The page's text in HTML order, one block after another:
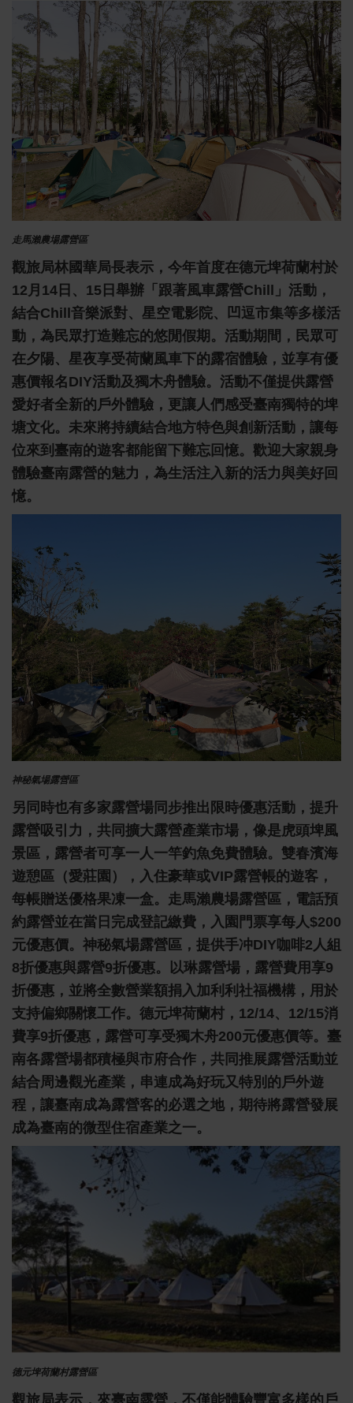
走馬瀨農場露營區
觀旅局林國華局長表示，今年首度在德元埤荷蘭村於
12月14日、15日舉辦「跟著風車露營chill」活動，
結合chill音樂派對、星空電影院、凹逗市集等多樣活
動，為民眾打造難忘的悠閒假期。活動期間，民眾可
在夕陽、星夜享受荷蘭風車下的露宿體驗，並享有優
惠價報名DIY活動及獨木舟體驗。活動不僅提供露營
愛好者全新的戶外體驗，更讓人們感受臺南獨特的埤
塘文化。未來將持續結合地方特色與創新活動，讓每
位來到臺南的遊客都能留下難忘回憶。歡迎大家親身
體驗臺南露營的魅力，為生活注入新的活力與美好回
憶。
神秘氣場露營區
另同時也有多家露營場同步推出限時優惠活動，提升
露營吸引力，共同擴大露營產業市場，像是虎頭埤風
景區，露營者可享一人一竿釣魚免費體驗。雙春濱海
遊憩區（愛莊園），入住豪華或VIP露營帳的遊客，
每帳贈送優格果凍一盒。走馬瀨農場露營區，電話預
約露營並在當日完成登記繳費，入園門票享每人$200
元優惠價。神秘氣場露營區，提供手冲DIY咖啡2人組
8折優惠與露營9折優惠。以琳露營場，露營費用享9
折優惠，並將全數營業額捐入加利利社福機構，用於
支持偏鄉關懷工作。德元埤荷蘭村，12/14、12/15消
費享9折優惠，露營可享受獨木舟200元優惠價等。臺
南各露營場都積極與市府合作，共同推展露營活動並
結合周邊觀光產業，串連成為好玩又特別的戶外遊
程，讓臺南成為露營客的必選之地，期待將露營發展
成為臺南的微型住宿產業之一。
德元埤荷蘭村露營區